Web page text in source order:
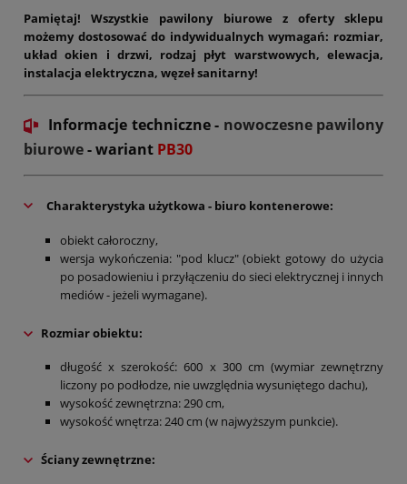
Pamiętaj! Wszystkie pawilony biurowe z oferty sklepu
możemy dostosować do indywidualnych wymagań: rozmiar,
układ okien i drzwi, rodzaj płyt warstwowych, elewacja,
instalacja elektryczna, węzeł sanitarny!
Informacje techniczne - nowoczesne pawilony
biurowe- wariant PB30
Charakterystyka użytkowa - biuro kontenerowe:
obiekt całoroczny,
wersja wykończenia: "pod klucz" (obiekt gotowy do użycia
po posadowieniu i przyłączeniu do sieci elektrycznej i innych
mediów - jeżeli wymagane).
Rozmiar obiektu:
długość x szerokość: 600 x 300 cm (wymiar zewnętrzny
liczony po podłodze, nie uwzględnia wysuniętego dachu),
wysokość zewnętrzna: 290 cm,
wysokość wnętrza: 240 cm (w najwyższym punkcie).
Ściany zewnętrzne: